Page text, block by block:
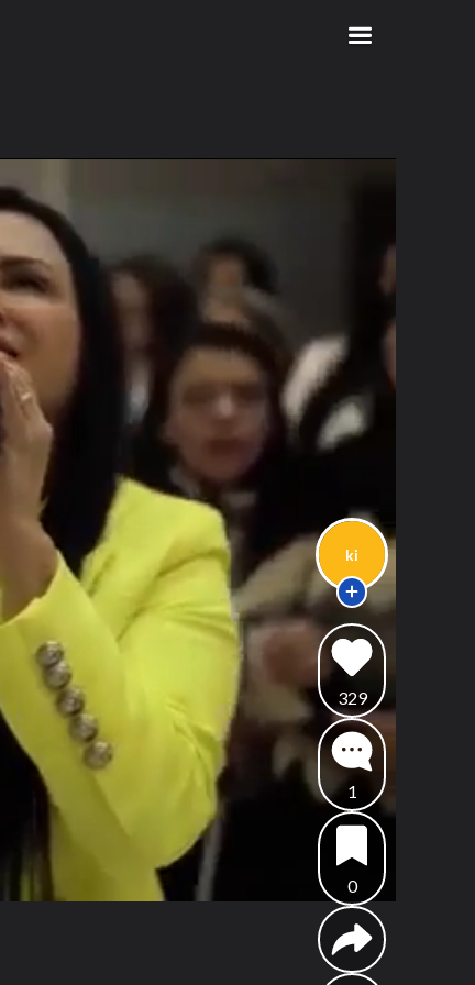
ki
329
1
0